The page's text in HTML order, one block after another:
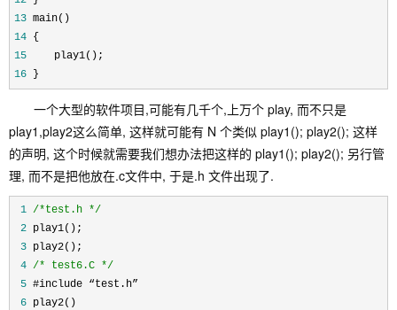
13 main()
14 {
15 play1();
16 }
一个大型的软件项目,可能有几千个,上万个 play, 而不只是
play1,play2这么简单, 这样就可能有 N 个类似 play1(); play2(); 这样
的声明, 这个时候就需要我们想办法把这样的 play1(); play2(); 另行管
理, 而不是把他放在.c文件中, 于是.h 文件出现了.
1 /*test.h */
2 play1();
3 play2();
4 /* test6.C */
5 #include “test.h”
6 play2()